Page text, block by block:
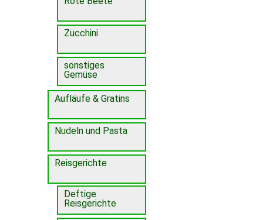
Zucchini
sonstiges
Gemüse
Aufläufe & Gratins
Nudeln und Pasta
Reisgerichte
Deftige
Reisgerichte